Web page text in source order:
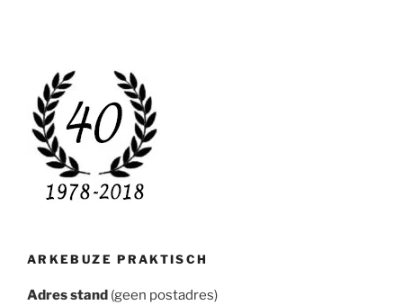
ARKEBUZE PRAKTISCH
Adres stand (geen postadres)